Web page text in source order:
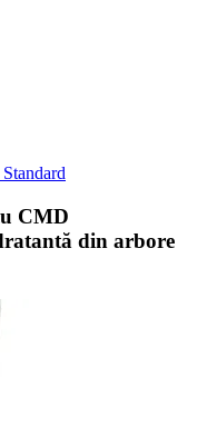
CMD
din arbore